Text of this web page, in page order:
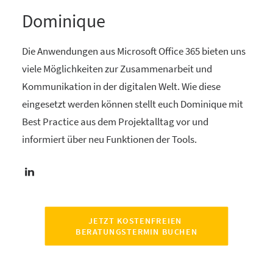
Dominique
Die Anwendungen aus Microsoft Office 365 bieten uns
viele Möglichkeiten zur Zusammenarbeit und
Kommunikation in der digitalen Welt. Wie diese
eingesetzt werden können stellt euch Dominique mit
Best Practice aus dem Projektalltag vor und
informiert über neu Funktionen der Tools.
JETZT KOSTENFREIEN
BERATUNGSTERMIN BUCHEN